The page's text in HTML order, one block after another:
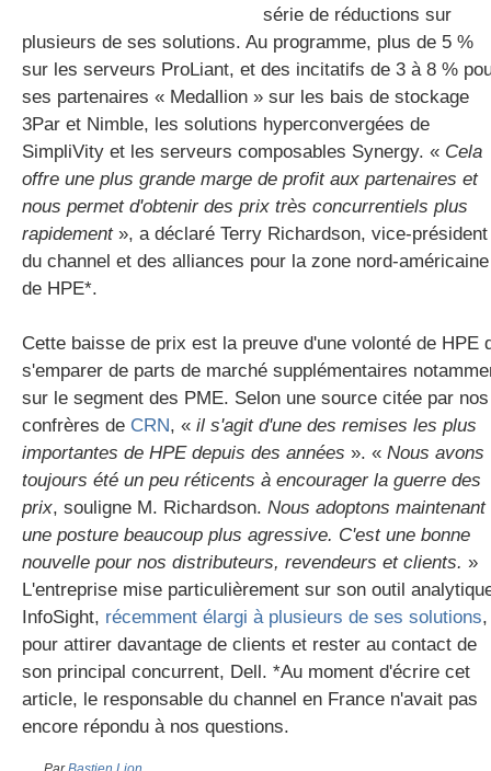
série de réductions sur
plusieurs de ses solutions. Au programme, plus de 5 %
sur les serveurs ProLiant, et des incitatifs de 3 à 8 %
ses partenaires « Medallion » sur les bais de stockage
3Par et Nimble, les solutions hyperconvergées de
SimpliVity et les serveurs composables Synergy. « Cela
offre une plus grande marge de profit aux partenaires et
nous permet d'obtenir des prix très concurrentiels plus
rapidement», a déclaré Terry Richardson, vice-président
du channel et des alliances pour la zone nord-américaine
de HPE*.
Cette baisse de prix est la preuve d'une volonté de HPE
s'emparer de parts de marché supplémentaires
sur le segment des PME. Selon une source citée par nos
confrères de CRN, « il s'agit d'une des remises les plus
importantes de HPE depuis des années ». « Nous avons
toujours été un peu réticents à encourager la guerre des
prix, souligne M. Richardson. Nous adoptons maintenant
une posture beaucoup plus agressive. C'est une bonne
nouvelle pour nos distributeurs, revendeurs et clients. »
L'entreprise mise particulièrement sur son outil
InfoSight, récemment élargi à plusieurs de ses solutions,
pour attirer davantage de clients et rester au contact de
son principal concurrent, Dell. *Au moment d'écrire cet
article, le responsable du channel en France n'avait pas
encore répondu à nos questions.